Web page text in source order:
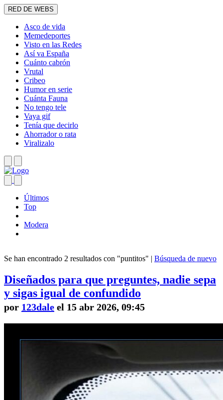
RED DE WEBS
Asco de vida
Memedeportes
Visto en las Redes
Así va España
Cuánto cabrón
Vrutal
Cribeo
Humor en serie
Cuánta Fauna
No tengo tele
Vaya gif
Tenía que decirlo
Ahorrador o rata
Viralizalo
Últimos
Top
Modera
Se han encontrado 2 resultados con "puntitos" | Búsqueda de nuevo
Diseñados para que preguntes, nadie sepa
y sigas igual de confundido
por 123dale el 15 abr 2026, 09:45